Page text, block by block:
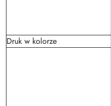
Druk w kolorze